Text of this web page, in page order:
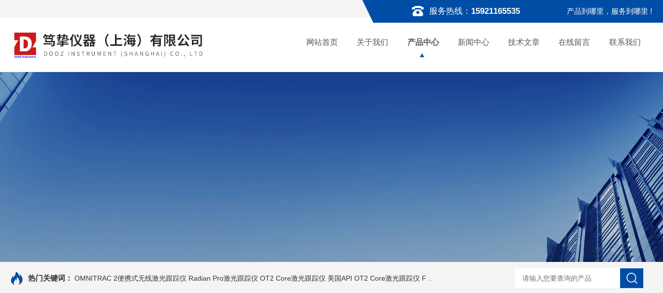
服务热线： 15921165535 产品到哪里，服务到哪里 !
网站首页 关于我们 产品中心 新闻中心 技术文章 在线留言 联系我们
热门关键词： OMNITRAC 2便携式无线激光跟踪仪 Radian Pro激光跟踪仪 OT2 Core激光跟踪仪 美国API OT2 Core激光跟踪仪 Feritscope DMP30德国菲希尔铁素体测量仪DMP30新款 菲希尔新款涂层测厚